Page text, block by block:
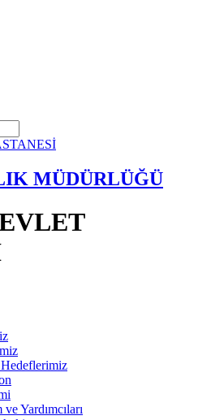
MÜDÜRLÜĞÜ
Yardımcıları